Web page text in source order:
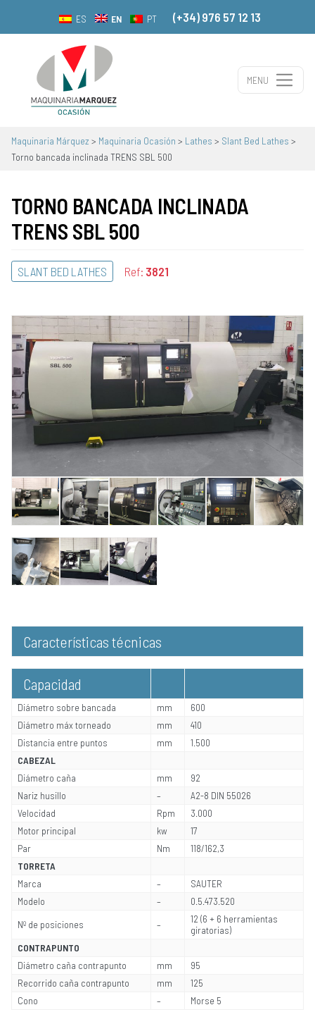
ES EN PT (+34) 976 57 12 13
Main Navigation
MENU
Maquinaria Márquez > Maquinaria Ocasión > Lathes > Slant Bed Lathes >
Torno bancada inclinada TRENS SBL 500
TORNO BANCADA INCLINADA
TRENS SBL 500
SLANT BED LATHES Ref: 3821
Características técnicas
Capacidad
Diámetro sobre bancada mm
600
Diámetro máx torneado
mm
410
Distancia entre puntos
mm
1.500
CABEZAL
Diámetro caña
mm
92
Nariz husillo
–
A2-8 DIN 55026
Velocidad
Rpm
3.000
Motor principal
kw
17
Par
Nm
118/162,3
TORRETA
Marca
–
SAUTER
Modelo
–
0.5.473.520
Nº de posiciones
–
12 (6 + 6 herramientas
giratorias)
CONTRAPUNTO
Diámetro caña contrapunto
mm
95
Recorrido caña contrapunto
mm
125
Cono
– Morse 5